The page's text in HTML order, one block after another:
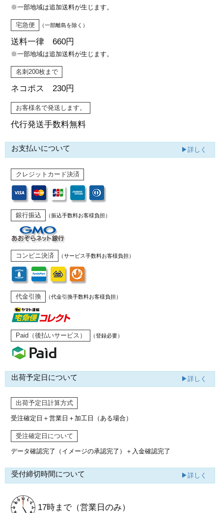
※一部地域は追加送料が生じます。
宅急便 （一部離島を除く）
送料一律 660円
※一部地域は追加送料が生じます。
名刺200枚まで
ネコポス 230円
お客様名で発送します。
代行発送手数料無料
お支払いについて ▶詳しく
クレジットカード決済
銀行振込 （振込手数料お客様負担）
コンビニ決済 （サービス手数料お客様負担）
代金引換 （代金引換手数料お客様負担）
Paid（後払いサービス） （登録必要）
出荷予定日について ▶詳しく
出荷予定日計算方式
受注確定日＋営業日＋加工日（ある場合）
受注確定日について
データ確認完了（イメージの承認完了） ＋入金確認完了
受付締切時間について ▶詳しく
17時まで （営業日のみ）